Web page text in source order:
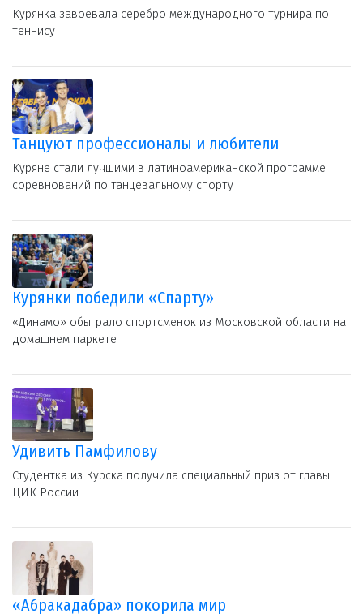
Курянка завоевала серебро международного турнира по
теннису
Танцуют профессионалы и любители
Куряне стали лучшими в латиноамериканской программе
соревнований по танцевальному спорту
Курянки победили «Спарту»
«Динамо» обыграло спортсменок из Московской области на
домашнем паркете
Удивить Памфилову
Студентка из Курска получила специальный приз от главы
ЦИК России
«Абракадабра» покорила мир